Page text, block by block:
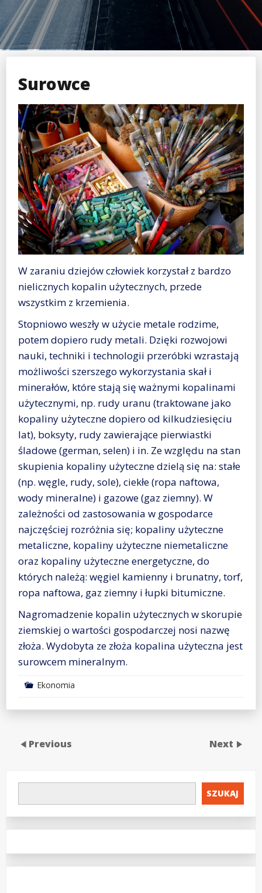
Surowce
W zaraniu dziejów człowiek korzystał z bardzo
nielicznych kopalin użytecznych, przede
wszystkim z krzemienia.
Stopniowo weszły w użycie metale rodzime,
potem dopiero rudy metali. Dzięki rozwojowi
nauki, techniki i technologii przeróbki wzrastają
możliwości szerszego wykorzystania skał i
minerałów, które stają się ważnymi kopalinami
użytecznymi, np. rudy uranu (traktowane jako
kopaliny użyteczne dopiero od kilkudziesięciu
lat), boksyty, rudy zawierające pierwiastki
śladowe (german, selen) i in. Ze względu na stan
skupienia kopaliny użyteczne dzielą się na: stałe
(np. węgle, rudy, sole), ciekłe (ropa naftowa,
wody mineralne) i gazowe (gaz ziemny). W
zależności od zastosowania w gospodarce
najczęściej rozróżnia się; kopaliny użyteczne
metaliczne, kopaliny użyteczne niemetaliczne
oraz kopaliny użyteczne energetyczne, do
których należą: węgiel kamienny i brunatny, torf,
ropa naftowa, gaz ziemny i łupki bitumiczne.
Nagromadzenie kopalin użytecznych w skorupie
ziemskiej o wartości gospodarczej nosi nazwę
złoża. Wydobyta ze złoża kopalina użyteczna jest
surowcem mineralnym.
Ekonomia
Previous Next
SZUKAJ